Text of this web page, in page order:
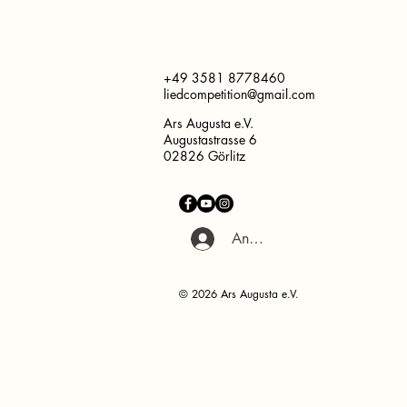
+49 3581 8778460
liedcompetition@gmail.com
Ars Augusta e.V.
Augustastrasse 6
02826 Görlitz
Anmelden
© 2026 Ars Augusta e.V.